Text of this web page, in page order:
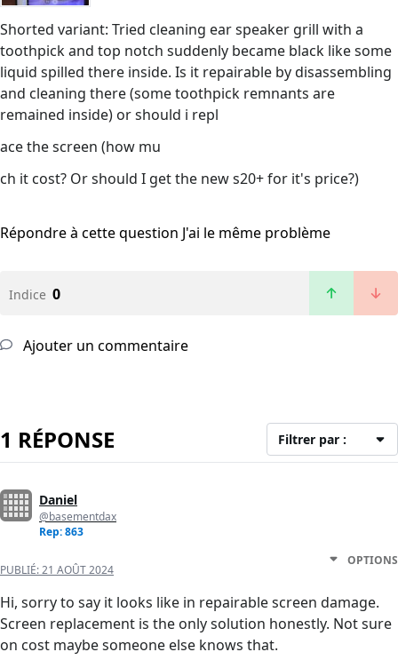
Shorted variant: Tried cleaning ear speaker grill with a
toothpick and top notch suddenly became black like some
liquid spilled there inside. Is it repairable by disassembling
and cleaning there (some toothpick remnants are
remained inside) or should i repl
ace the screen (how mu
ch it cost? Or should I get the new s20+ for it's price?)
Répondre à cette question J'ai le même problème
Indice 0
Ajouter un commentaire
1 RÉPONSE Filtrer par :
Daniel
@basementdax
Rep: 863
PUBLIÉ:21 AOÛT 2024
OPTIONS
Hi, sorry to say it looks like in repairable screen damage.
Screen replacement is the only solution honestly. Not sure
on cost maybe someone else knows that.